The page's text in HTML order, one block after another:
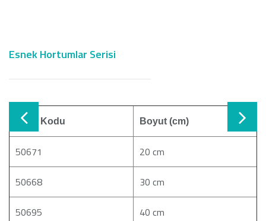
Esnek Hortumlar Serisi
Ürün Kodu Boyut (cm)
50671 20 cm
50668 30 cm
50695 40 cm